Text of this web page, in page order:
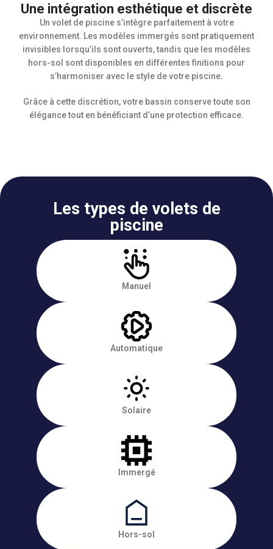
Une intégration esthétique et discrète
Un volet de piscine s’intègre parfaitement à votre
environnement. Les modèles immergés sont pratiquement
invisibles lorsqu’ils sont ouverts, tandis que les modèles
hors-sol sont disponibles en différentes finitions pour
s’harmoniser avec le style de votre piscine.
Grâce à cette discrétion, votre bassin conserve toute son
élégance tout en bénéficiant d’une protection efficace.
Les types de volets de
piscine
Manuel
Automatique
Solaire
Immergé
Hors-sol